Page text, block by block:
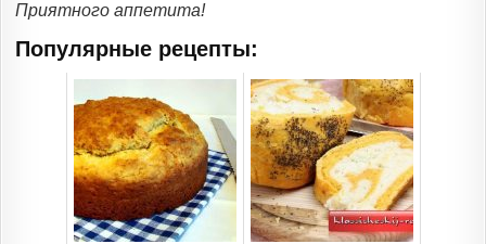
Приятного аппетита!
Популярные рецепты: